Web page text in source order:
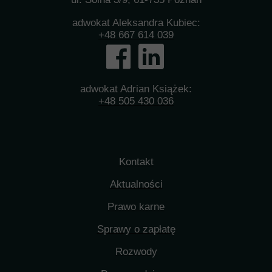
Kontakt
Aktualności
Prawo karne
Rozwody
Sprawy o zapłatę
adwokat Aleksandra Kubiec:
+48 667 614 039
adwokat Adrian Książek:
+48 505 430 036